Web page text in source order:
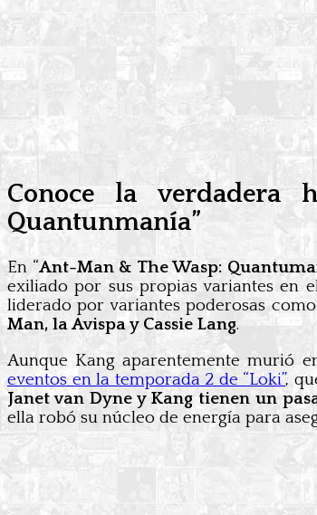
Conoce la verdadera
Quantunmanía”
En “Ant-Man & The Wasp:
exiliado por sus propias variantes en
liderado por variantes poderosas
Man, la Avispa y Cassie Lang.
Aunque Kang aparentemente murió
eventos en la temporada 2 de “Loki”,
Janet van Dyne y Kang tienen un
ella robó su núcleo de energía para